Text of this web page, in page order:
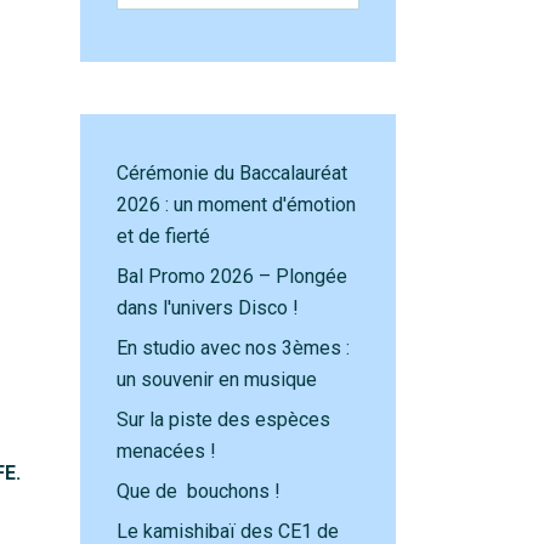
Cérémonie du Baccalauréat
2026 : un moment d'émotion
et de fierté
Bal Promo 2026 – Plongée
dans l'univers Disco !
En studio avec nos 3èmes :
un souvenir en musique
Sur la piste des espèces
menacées !
Que de bouchons !
Le kamishibaï des CE1 de